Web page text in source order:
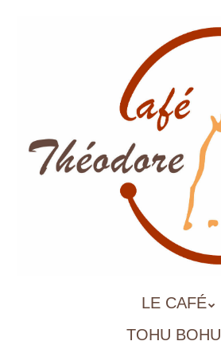
LE CAFÉ
TOHU BOHU